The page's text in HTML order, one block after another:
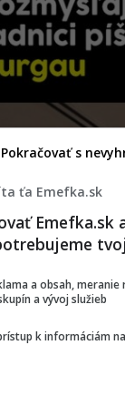
ťa Emefka.sk
Emefka.sk
a obsah, meranie
a vývoj služieb
k informáciám
Pokračovať s